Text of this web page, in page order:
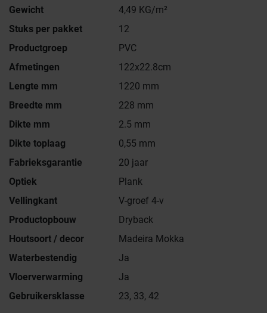
Gewicht
4,49 KG/m²
Stuks per pakket
12
Productgroep
PVC
Afmetingen
122x22.8cm
Lengte mm
1220 mm
Breedte mm
228 mm
Dikte mm
2.5 mm
Dikte toplaag
0,55 mm
Fabrieksgarantie
20 jaar
Optiek
Plank
Vellingkant
V-groef 4-v
Productopbouw
Dryback
Houtsoort / decor
Madeira Mokka
Waterbestendig
Ja
Vloerverwarming
Ja
Gebruikersklasse
23, 33, 42